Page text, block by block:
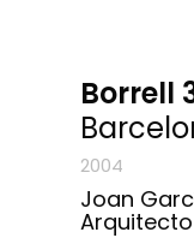
Borrell
2004
Joan
Arquitecto